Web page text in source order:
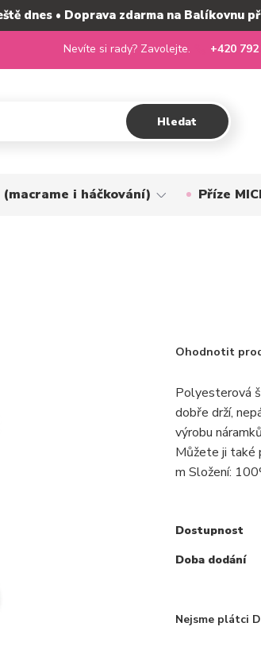
dnes • Doprava zdarma na Balíkovnu
Hledat
Nevíte si rady? Zavolejte. +420
i háčkování) Příze
Ohodnotit
Polyesterová
dobře drží,
výrobu
Můžete ji také
m Složení:
Dostupnost
Doba dodání
Nejsme plátci